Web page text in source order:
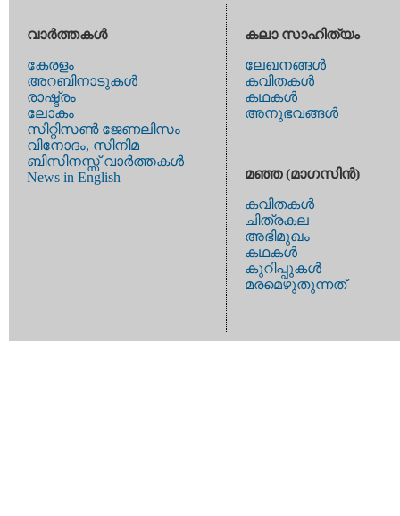
വാര്‍ത്തകള്‍
കേരളം
അറബിനാടുകള്‍
രാഷ്ട്രം
ലോകം
സിറ്റിസണ്‍ ജേണലിസം
വിനോദം, സിനിമ
ബിസിനസ്സ് വാര്‍ത്തകള്‍
News in English
കലാ സാഹിത്യം
ലേഖനങ്ങള്‍
കവിതകള്‍
കഥകള്‍
അനുഭവങ്ങള്‍
മഞ്ഞ (മാഗസിന്‍)
കവിതകള്‍
ചിത്രകല
അഭിമുഖം
കഥകള്‍
കുറിപ്പുകള്‍
മരമെഴുതുന്നത്